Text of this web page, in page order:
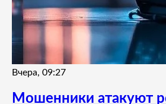
Вчера, 09:27
Мошенники атакуют